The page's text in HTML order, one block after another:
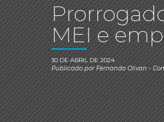
MEI e
30 DE ABRIL DE 2024
Publicado porFernando Olivan-